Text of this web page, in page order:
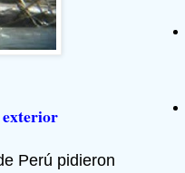
exterior
Perú pidieron